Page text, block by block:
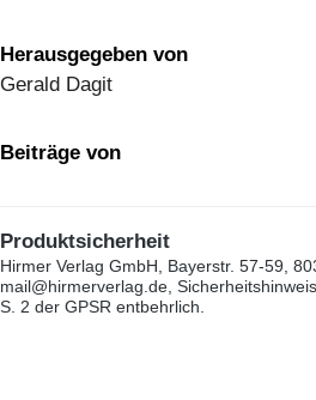
Herausgegeben von
Gerald Dagit
Beiträge von
Produktsicherheit
Hirmer Verlag GmbH, Bayerstr. 57-59,
mail@hirmerverlag.de,
S. 2 der GPSR entbehrlich.